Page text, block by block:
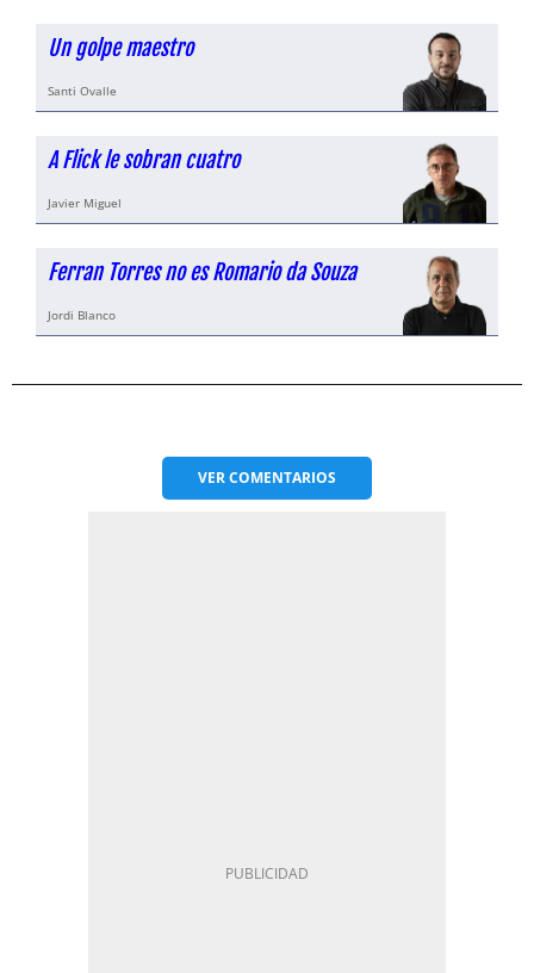
Un golpe maestro
Santi Ovalle
A Flick le sobran cuatro
Javier Miguel
Ferran Torres no es Romario da Souza
Jordi Blanco
VERCOMENTARIOS